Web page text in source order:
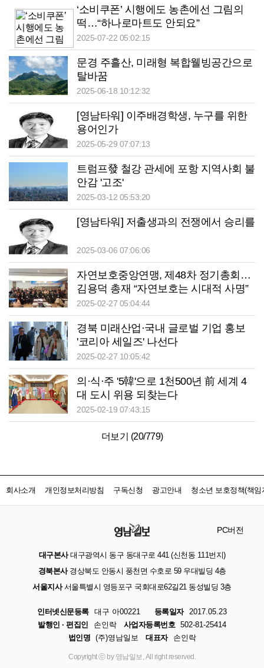
‘소비쿠폰’ 시행에도 농촌에선 그림의
떡…“하나로마트도 안되요”
2025-07-22 05:02:15
문경 주흘산, 미래형 복합웰빙공간으로
탈바꿈
2025-06-18 10:12:32
[영남타워] 이주배경학생, 누구를 위한
용어인가
2025-05-29 07:07:13
트럼프發 철강 관세에 포항 지역사회 불
안감 '고조'
2025-03-12 05:53:20
[영남타워] 저출생과의 전쟁에서 승리를
2025-03-06 07:06:06
자연보호중앙연맹, 제48차 정기총회…
김용덕 총재 “자연보호는 시대적 사명”
2025-02-27 05:04:44
경북 미래산업·국내 글로벌 기업 홍보
'코리아 세일즈' 나선다
2025-02-27 10:05:42
의·식·주 '5韓'으로 1천500년 前 세계 4
대 도시 위용 되찾는다
2025-02-19 07:43:15
더보기 (20/779)
회사소개 개인정보처리방침 구독신청 광고안내 청소년 보호정책(책임
PC버전
대구본사대구광역시 동구 동대구로 441 (신천동 111번지)
경북본사경상북도 안동시 풍천면 수호로 59 우대빌딩 4층
서울지사서울특별시 영등포구 국회대로62길21 동성빌딩 3층
인터넷신문등록 대구 아00221 등록일자
2017.05.23
발행인 · 편집인
손인락 사업자등록번호 502-81-25414
법인명 (주)영남일보 대표자 손인락
Copyright ⓒ by 영남일보, All right reserved.